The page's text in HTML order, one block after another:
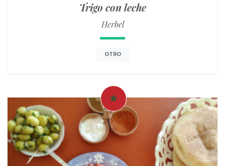
Trigo con leche
Herbel
OTRO